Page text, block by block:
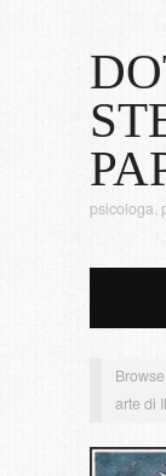
psicologa,
arte di